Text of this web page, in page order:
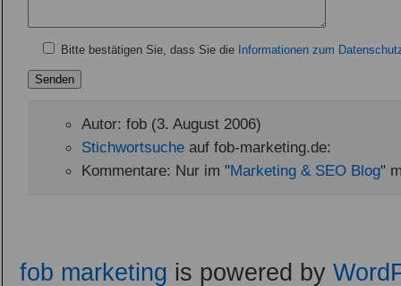
Bitte bestätigen Sie, dass Sie die Informationen zum
Autor: fob (3. August 2006)
Stichwortsuche auf fob-marketing.de:
Kommentare: Nur im "Marketing & SEO Blog"
fob marketing is powered by